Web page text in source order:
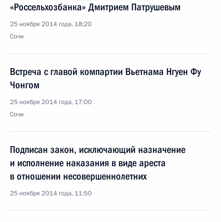
«Россельхозбанка» Дмитрием Патрушевым
25 ноября 2014 года, 18:20
Сочи
Встреча с главой компартии Вьетнама Нгуен Фу
Чонгом
25 ноября 2014 года, 17:00
Сочи
Подписан закон, исключающий назначение
и исполнение наказания в виде ареста
в отношении несовершеннолетних
25 ноября 2014 года, 11:50